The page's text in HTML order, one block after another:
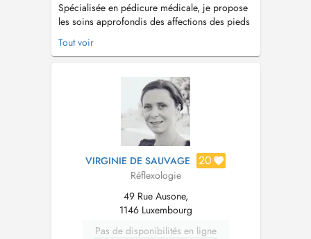
Spécialisée en pédicure médicale, je propose
les soins approfondis des affections des pieds
et des ongles telles que les durillons, callosités,
cors, crevasses, mycoses, ongles incarnés Je
assurant des soins courants ou spécifiques et
Tout voir
VIRGINIE DE SAUVAGE 20
Réflexologie
49 Rue Ausone,
1146 Luxembourg
Pas de disponibilités en ligne